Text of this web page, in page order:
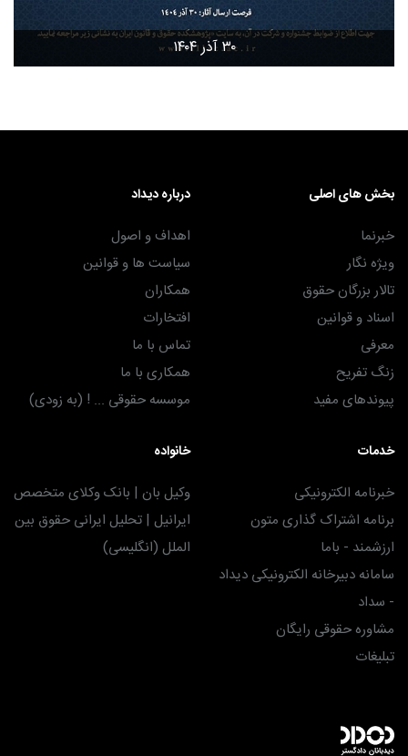
۳۰ آذر ۱۴۰۴
بخش های اصلی
خبرنما
ویژه نگار
تالار بزرگان حقوق
اسناد و قوانین
معرفی
زنگ تفریح
پیوندهای مفید
درباره دیداد
اهداف و اصول
سیاست ها و قوانین
همکاران
افتخارات
تماس با ما
همکاری با ما
موسسه حقوقی ... ! (به زودی)
خدمات
خبرنامه الکترونیکی
برنامه اشتراک گذاری متون
ارزشمند - باما
سامانه دبیرخانه الکترونیکی دیداد
- سداد
مشاوره حقوقی رایگان
تبلیغات
خانواده
وکیل بان | بانک وکلای متخصص
ایرانیل | تحلیل ایرانی حقوق بین
الملل (انگلیسی)